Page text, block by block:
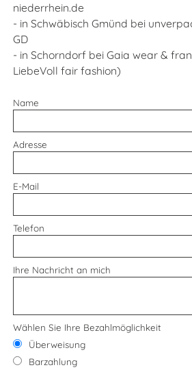
niederrhein.de
- in Schwäbisch Gmünd bei
GD
- in Schorndorf bei Gaia wear &
LiebeVoll fair fashion)
Name
Adresse
E-Mail
Telefon
Ihre Nachricht an mich
Wählen Sie Ihre Bezahlmöglichkeit
Überweisung
Barzahlung